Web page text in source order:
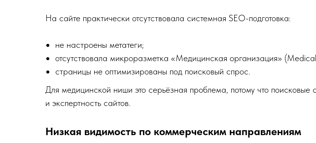
На сайте практически отсутствовала системная SEO-подготовка:
не настроены метатеги;
отсутствовала микроразметка «Медицинская организация»
страницы не оптимизированы под поисковый спрос.
Для медицинской ниши это серьёзная проблема, потому что
и экспертность сайтов.
Низкая видимость по коммерческим направлениям